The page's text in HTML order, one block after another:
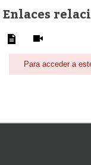
Enlaces
Para acceder a